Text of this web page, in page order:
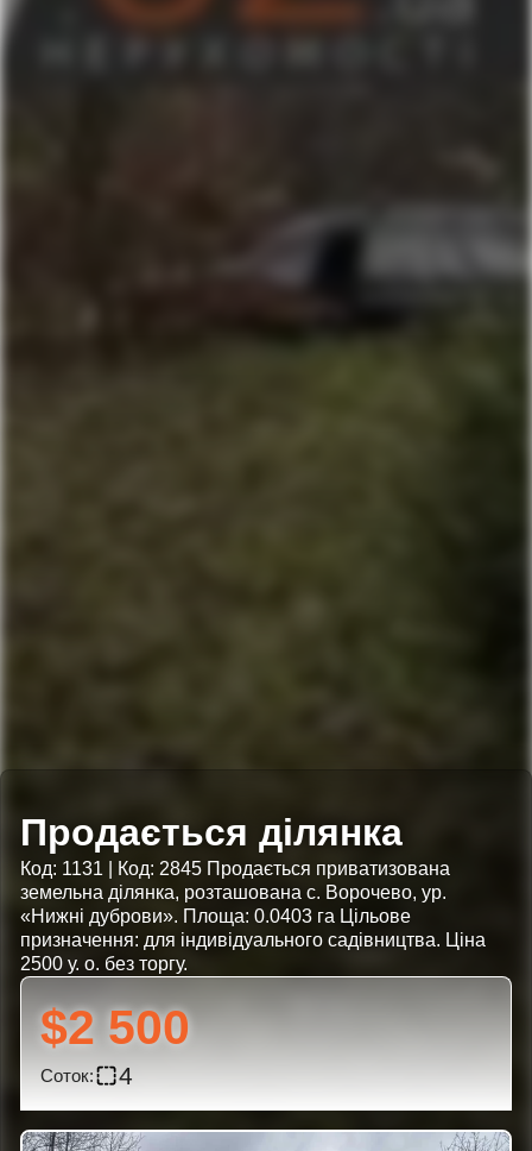
Продається ділянка
Код: 1131 | Код: 2845 Продається приватизована
земельна ділянка, розташована с. Ворочево, ур.
«Нижні дуброви». Площа: 0.0403 га Цільове
призначення: для індивідуального садівництва. Ціна
2500 у. о. без торгу.
$2 500
4